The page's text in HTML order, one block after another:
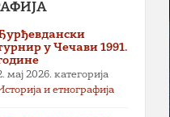
у Чечави 1991.
мај 2026. категорија
и етнографија